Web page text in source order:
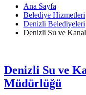
Ana Sayfa
Belediye Hizmetleri
Denizli Belediyeleri
Denizli Su ve
Denizli Su ve
Müdürlüğü